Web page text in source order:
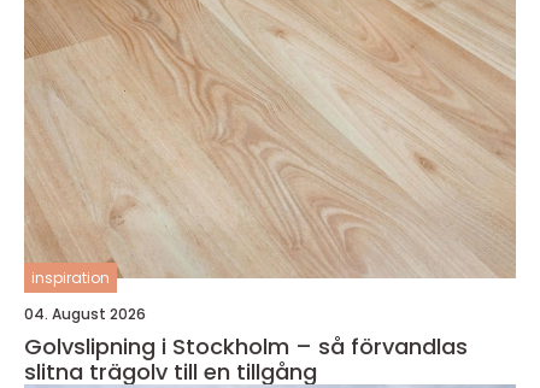
inspiration
04. August 2026
Golvslipning i Stockholm – så förvandlas
slitna trägolv till en tillgång